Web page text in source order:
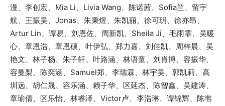
漫、李创宏、Mia Li、Livia Wang、陈诺茜、Sofia兰、留宇
航、王振昊、Jonas、朱秉煜、朱凯丽、徐可玥、徐亦昂、
Artur Lin、谭易、刘恩佐、周新凯、Sheila Ji、毛雨霏、吴暖
心、章恩浩、章恩硕、叶伊弘、郑力嘉、刘佳凯、周梓晨、吴
艳文、林子杨、朱子轩、叶路涵、林语童、刘肖博、容振华、
容曼梨、陈奕涵、Samuel郑、李瑞霖、林宇昊、郭凯莉、高
圳远、胡仁晟、容乐涵、赖子华、区延杰、陈智鑫、吴建涛、
章瑜倩、区乐怡、林睿泽、Victor卢、李浩琳、谭锦辉、陈韦